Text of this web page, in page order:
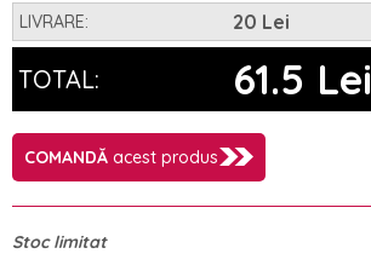
LIVRARE: 20 Lei
TOTAL: 61.5 Lei
COMANDĂ acest produs
Stoc limitat